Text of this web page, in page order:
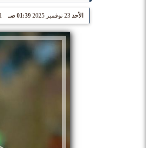
الأحد 23 نوفمبر 2025 01:39 صـ 1 جمادى آخر 1447